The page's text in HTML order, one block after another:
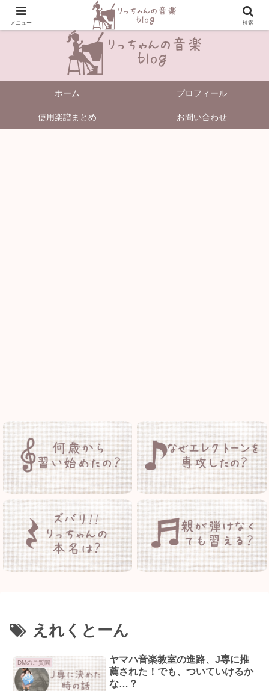
＼Enjoy Music!／
ホーム プロフィール
使用楽譜まとめ お問い合わせ
えれくとーん
DMのご質問
ヤマハ音楽教室の進路、J専に推
薦された！でも、ついていけるか
な…？
メニュー 検索